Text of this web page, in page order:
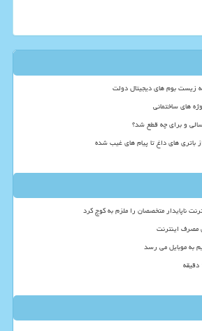
بوم های دیجیتال دولت
های ساختمانی
و برای چه قطع شد؟
باتری های داغ تا پیام های غیب شده
ناپایدار متخصصان را ملزم به کوچ کرد
مصرف اینترنت
به موبایل می رسد